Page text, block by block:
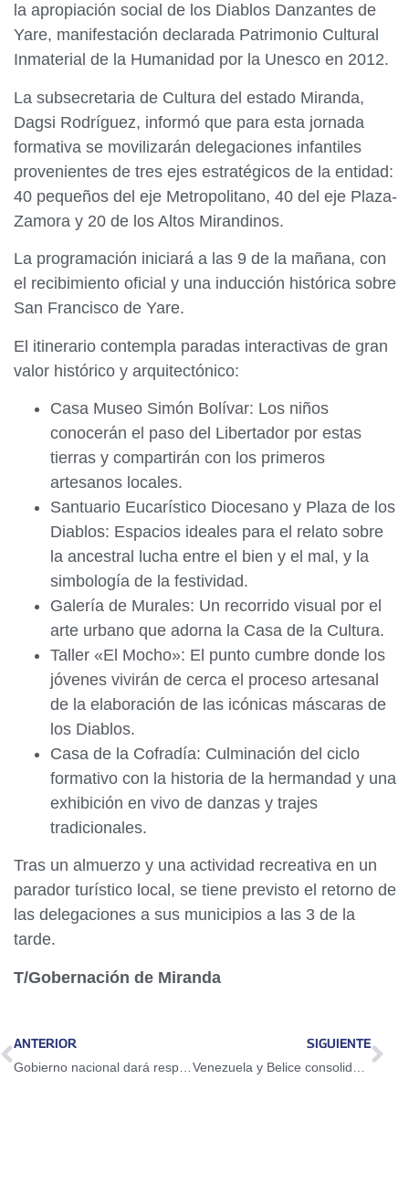
la apropiación social de los Diablos Danzantes de
Yare, manifestación declarada Patrimonio Cultural
Inmaterial de la Humanidad por la Unesco en 2012.
La subsecretaria de Cultura del estado Miranda,
Dagsi Rodríguez, informó que para esta jornada
formativa se movilizarán delegaciones infantiles
provenientes de tres ejes estratégicos de la entidad:
40 pequeños del eje Metropolitano, 40 del eje Plaza-
Zamora y 20 de los Altos Mirandinos.
La programación iniciará a las 9 de la mañana, con
el recibimiento oficial y una inducción histórica sobre
San Francisco de Yare.
El itinerario contempla paradas interactivas de gran
valor histórico y arquitectónico:
Casa Museo Simón Bolívar: Los niños
conocerán el paso del Libertador por estas
tierras y compartirán con los primeros
artesanos locales.
Santuario Eucarístico Diocesano y Plaza de los
Diablos: Espacios ideales para el relato sobre
la ancestral lucha entre el bien y el mal, y la
simbología de la festividad.
Galería de Murales: Un recorrido visual por el
arte urbano que adorna la Casa de la Cultura.
Taller «El Mocho»: El punto cumbre donde los
jóvenes vivirán de cerca el proceso artesanal
de la elaboración de las icónicas máscaras de
los Diablos.
Casa de la Cofradía: Culminación del ciclo
formativo con la historia de la hermandad y una
exhibición en vivo de danzas y trajes
tradicionales.
Tras un almuerzo y una actividad recreativa en un
parador turístico local, se tiene previsto el retorno de
las delegaciones a sus municipios a las 3 de la
tarde.
T/Gobernación de Miranda
ANTERIOR SIGUIENTE